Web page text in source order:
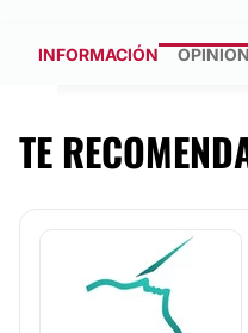
INFORMACIÓN
TE